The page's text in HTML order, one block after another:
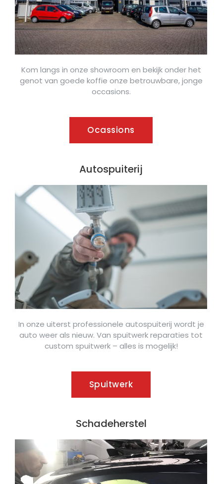
Kom langs in onze showroom en bekijk onder het
genot van goede koffie onze betrouwbare, jonge
occasions.
Ocassions
Autospuiterij
In onze uiterst professionele autospuiterij wordt je
auto weer als nieuw. Van spuitwerk reparaties tot
custom spuitwerk – alles is mogelijk!
Spuitwerk
Schadeherstel